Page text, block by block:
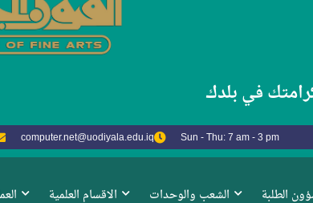
في بلدك
computer.net@uodiyala.edu.iq Sun - Thu: 7 am - 3 pm
الاقسام العلمية الشعب والوحدات الطلبة
محاضرات اكاديمية
بعنوان ( المهرجان الجامعي